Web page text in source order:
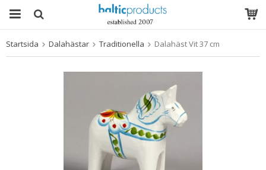
Startsida Dalahästar Traditionella Dalahäst Vit 37 cm